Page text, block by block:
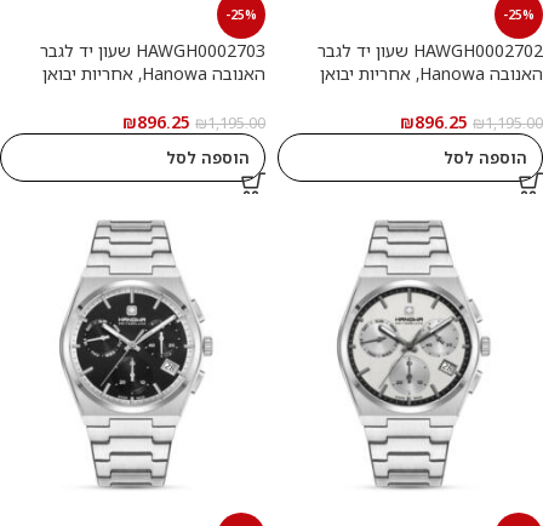
-25%
HAWGH0002702 שעון יד לגבר
האנובה Hanowa, אחריות יבואן
₪1,195.00
₪896.25
הוספה לסל
-25%
HAWGH0002703 שעון יד לגבר
האנובה Hanowa, אחריות יבואן
₪1,195.00
₪896.25
הוספה לסל